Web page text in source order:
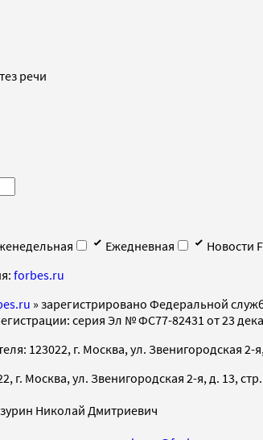
речи
Ежедневная
Новости
forbes.ru
» зарегистрировано Федеральной
серия Эл № ФС77-82431 от 23
123022, г. Москва, ул. Звенигородская 2-
г. Москва, ул. Звенигородская 2-я, д. 13,
Николай Дмитриевич